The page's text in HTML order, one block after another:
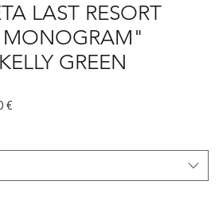
LAST RESORT
MONOGRAM"
GREEN
€